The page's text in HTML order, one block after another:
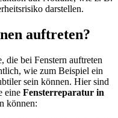
darstellen.
auftreten?
die bei Fenstern auftreten
wie zum Beispiel ein
sein können. Hier sind
eine Fensterreparatur in
können: